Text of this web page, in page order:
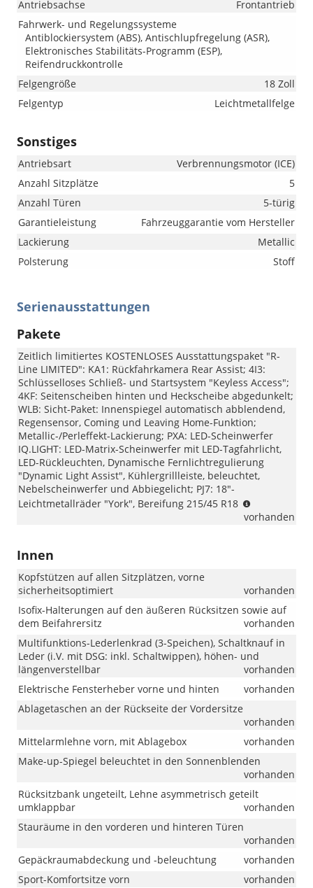
Antriebsachse
Frontantrieb
Fahrwerk- und Regelungssysteme
Antiblockiersystem (ABS), Antischlupfregelung (ASR),
Elektronisches Stabilitäts-Programm (ESP),
Reifendruckkontrolle
Felgengröße
18 Zoll
Felgentyp
Leichtmetallfelge
Sonstiges
Antriebsart
Verbrennungsmotor (ICE)
Anzahl Sitzplätze
5
Anzahl Türen
5-türig
Garantieleistung
Fahrzeuggarantie vom Hersteller
Lackierung
Metallic
Polsterung
Stoff
Serienausstattungen
Pakete
Zeitlich limitiertes KOSTENLOSES Ausstattungspaket "R-
Line LIMITED": KA1: Rückfahrkamera Rear Assist; 4I3:
Schlüsselloses Schließ- und Startsystem "Keyless Access";
4KF: Seitenscheiben hinten und Heckscheibe abgedunkelt;
WLB: Sicht-Paket: Innenspiegel automatisch abblendend,
Regensensor, Coming und Leaving Home-Funktion;
Metallic-/Perleffekt-Lackierung; PXA: LED-Scheinwerfer
IQ.LIGHT: LED-Matrix-Scheinwerfer mit LED-Tagfahrlicht,
LED-Rückleuchten, Dynamische Fernlichtregulierung
"Dynamic Light Assist", Kühlergrillleiste, beleuchtet,
Nebelscheinwerfer und Abbiegelicht; PJ7: 18"-
Leichtmetallräder "York", Bereifung 215/45 R18
Hinweis
Beim
VW
Taigo
Line
Limited“
wurden
die
Zoll-
geändert.
sofort
umfasst
diese
Ausstattung
18-
Zoll-
„York“
vorhanden
Innen
Kopfstützen auf allen Sitzplätzen, vorne
sicherheitsoptimiert
vorhanden
Isofix-Halterungen auf den äußeren Rücksitzen sowie auf
dem Beifahrersitz
vorhanden
Multifunktions-Lederlenkrad (3-Speichen), Schaltknauf in
Leder (i.V. mit DSG: inkl. Schaltwippen), höhen- und
längenverstellbar
vorhanden
Elektrische Fensterheber vorne und hinten
vorhanden
Ablagetaschen an der Rückseite der Vordersitze
vorhanden
Mittelarmlehne vorn, mit Ablagebox
vorhanden
Make-up-Spiegel beleuchtet in den Sonnenblenden
vorhanden
Rücksitzbank ungeteilt, Lehne asymmetrisch geteilt
umklappbar
vorhanden
Stauräume in den vorderen und hinteren Türen
vorhanden
Gepäckraumabdeckung und -beleuchtung
vorhanden
Sport-Komfortsitze vorn
vorhanden